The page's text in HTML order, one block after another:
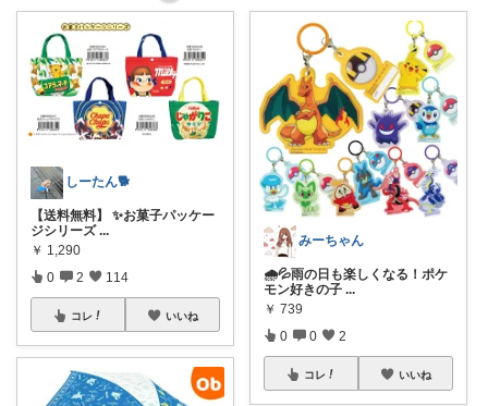
しーたん🐕
【送料無料】 ✨お菓子パッケー
ジシリーズ...
￥ 1,290
0 2 114
コレ いいね
みーちゃん
🌧️💦雨の日も楽しくなる！ポケ
モン好きの子 ...
￥ 739
0 0 2
コレ いいね